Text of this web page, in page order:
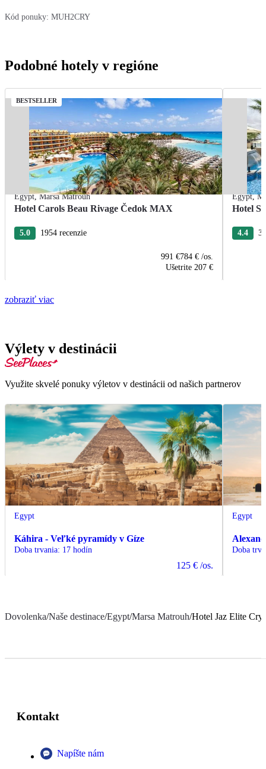
Kód ponuky: MUH2CRY
Podobné hotely v regióne
BESTSELLER
Egypt,Marsa Matrouh
Hotel Carols Beau Rivage Čedok MAX
5.0 1954 recenzie
991 €784 € /os.
Ušetrite 207 €
Egypt,
Hotel
4.4
zobraziť viac
Výlety v destinácii
Využite skvelé ponuky výletov v destinácii od našich partnerov
Egypt
Káhira - Veľké pyramídy v Gíze
Doba trvania: 17 hodín
125 € /os.
Egypt
Doba
Dovolenka/Naše destinace/Egypt/Marsa Matrouh/Hotel Jaz Elite
Kontakt
Napíšte nám